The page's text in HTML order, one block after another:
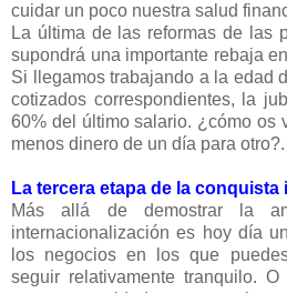
cuidar un poco nuestra salud
La última de las reformas de las
supondrá una importante rebaja
Si llegamos trabajando a la edad
cotizados correspondientes, la
60% del último salario. ¿cómo os
menos dinero de un día para otro?.
La tercera etapa de la conquista
Más allá de demostrar la
internacionalización es hoy día
los negocios en los que
seguir relativamente tranquilo.